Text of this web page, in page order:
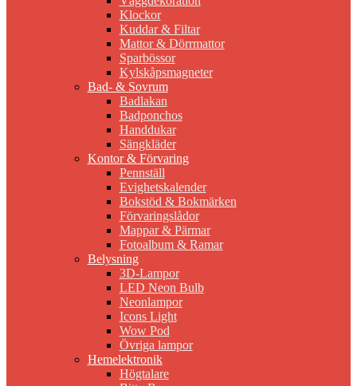
Klockor
Kuddar & Filtar
Mattor & Dörrmattor
Sparbössor
Kylskåpsmagneter
Bad- & Sovrum
Badlakan
Badponchos
Handdukar
Sängkläder
Kontor & Förvaring
Pennställ
Evighetskalender
Bokstöd & Bokmärken
Förvaringslådor
Mappar & Pärmar
Fotoalbum & Ramar
Belysning
3D-Lampor
LED Neon Bulb
Neonlampor
Icons Light
Wow Pod
Övriga lampor
Hemelektronik
Högtalare